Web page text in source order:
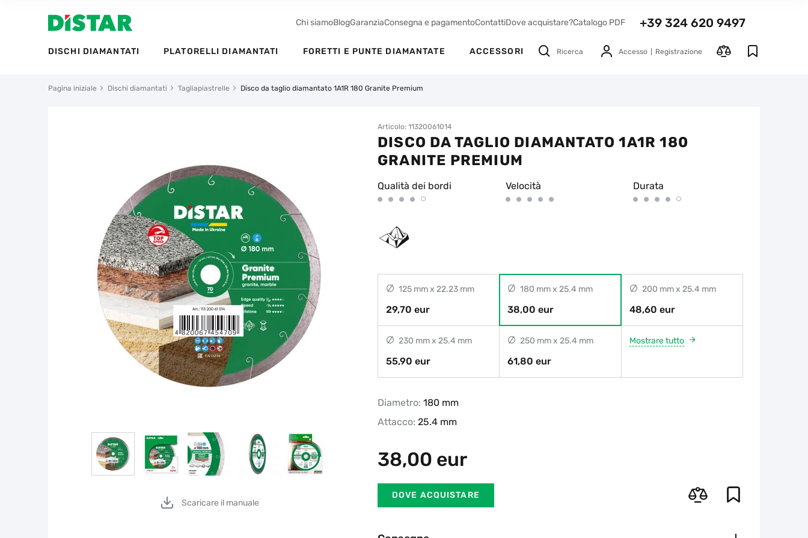
Chi siamoBlogGaranziaConsegna e pagamentoContattiDove acquistare?Catalogo PDF +39 324 620 9497
DISCHI DIAMANTATI PLATORELLI DIAMANTATI FORETTI E PUNTE DIAMANTATE ACCESSORI Ricerca Accesso Registrazione
Pagina iniziale Dischi diamantati Tagliapiastrelle Disco da taglio diamantato 1A1R 180 Granite Premium
Scaricare il manuale
Articolo: 11320061014
DISCO DA TAGLIO DIAMANTATO 1A1R 180
GRANITE PREMIUM
Qualità dei bordi Velocità Durata
125 mm x 22.23 mm
29,70 eur
180 mm x 25.4 mm
38,00 eur
200 mm x 25.4 mm
48,60 eur
230 mm x 25.4 mm
55,90 eur
250 mm x 25.4 mm
61,80 eur
Mostrare tutto
Diametro: 180 mm
Attacco: 25.4 mm
38,00 eur
DOVE ACQUISTARE